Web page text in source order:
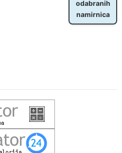
odabranih
namirnica